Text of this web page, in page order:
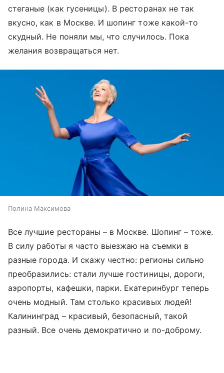
стеганые (как гусеницы). В ресторанах не так
вкусно, как в Москве. И шопинг тоже какой-то
скудный. Не поняли мы, что случилось. Пока
желания возвращаться нет.
Полина Максимова
Все лучшие рестораны – в Москве. Шопинг – тоже.
В силу работы я часто выезжаю на съемки в
разные города. И скажу честно: регионы сильно
преобразились: стали лучше гостиницы, дороги,
аэропорты, кафешки, парки. Екатеринбург теперь
очень модный. Там столько красивых людей!
Калининград – красивый, безопасный, такой
разный. Все очень демократично и по-доброму.